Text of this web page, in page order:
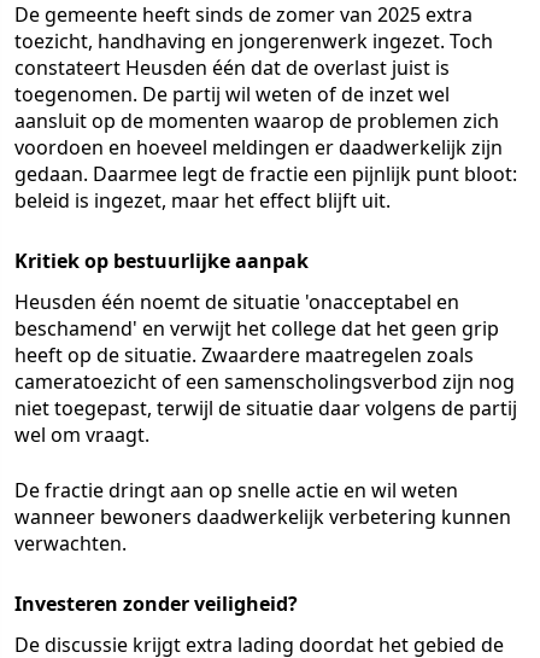
De gemeente heeft sinds de zomer van 2025 extra
toezicht, handhaving en jongerenwerk ingezet. Toch
constateert Heusden één dat de overlast juist is
toegenomen. De partij wil weten of de inzet wel
aansluit op de momenten waarop de problemen zich
voordoen en hoeveel meldingen er daadwerkelijk zijn
gedaan. Daarmee legt de fractie een pijnlijk punt bloot:
beleid is ingezet, maar het effect blijft uit.
Kritiek op bestuurlijke aanpak
Heusden één noemt de situatie 'onacceptabel en
beschamend' en verwijt het college dat het geen grip
heeft op de situatie. Zwaardere maatregelen zoals
cameratoezicht of een samenscholingsverbod zijn nog
niet toegepast, terwijl de situatie daar volgens de partij
wel om vraagt.
De fractie dringt aan op snelle actie en wil weten
wanneer bewoners daadwerkelijk verbetering kunnen
verwachten.
Investeren zonder veiligheid?
De discussie krijgt extra lading doordat het gebied de